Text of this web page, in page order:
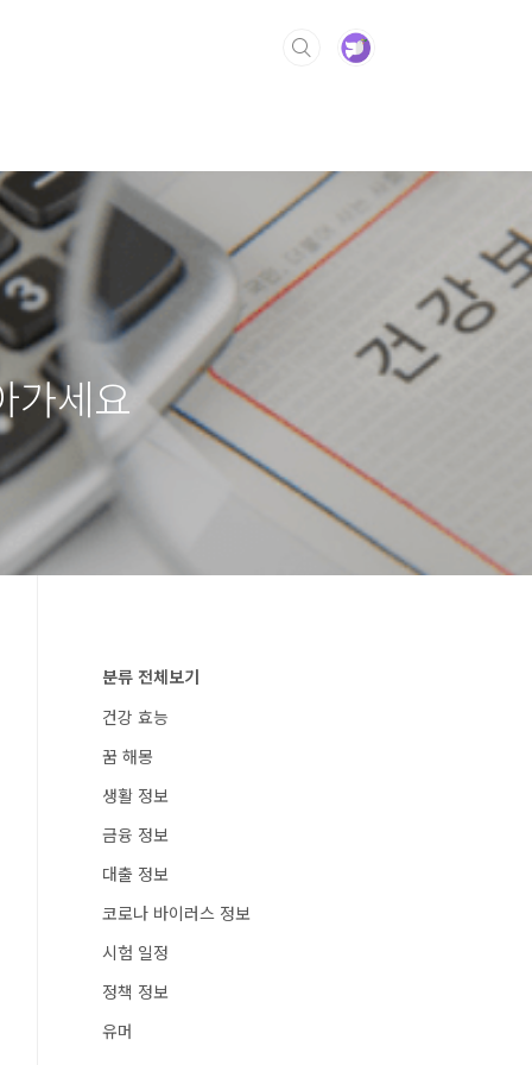
가세요
분류 전체보기
건강 효능
꿈 해몽
생활 정보
금융 정보
대출 정보
코로나 바이러스 정보
시험 일정
정책 정보
유머